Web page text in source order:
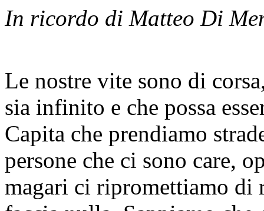
In ricordo di Matteo Di
Le nostre vite sono di
sia infinito e che possa
Capita che prendiamo
persone che ci sono care,
magari ci ripromettiamo di